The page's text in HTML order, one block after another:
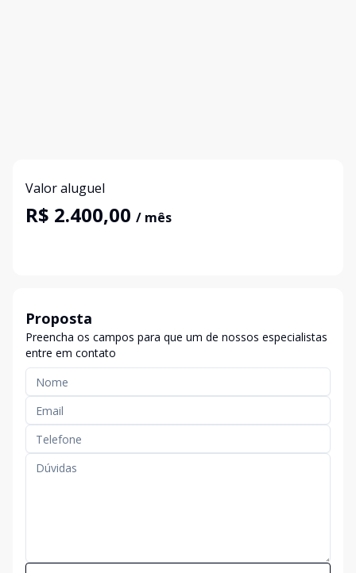
Valor aluguel
R$ 2.400,00 / mês
Proposta
Preencha os campos para que um de nossos especialistas
entre em contato